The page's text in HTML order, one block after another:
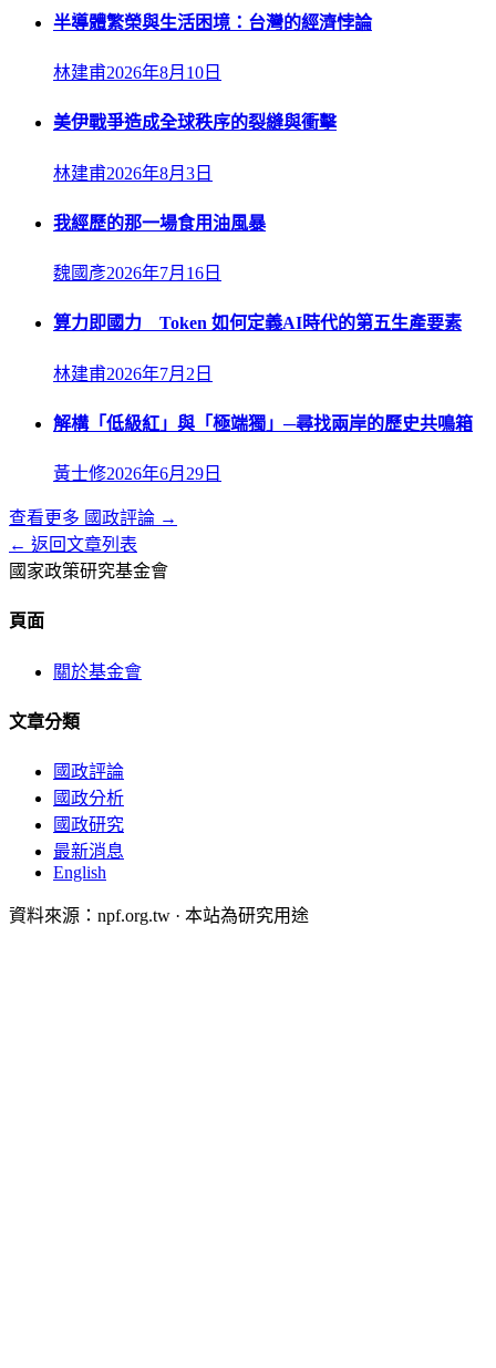
半導體繁榮與生活困境：台灣的經濟悖論
林建甫2026年8月10日
美伊戰爭造成全球秩序的裂縫與衝擊
林建甫2026年8月3日
我經歷的那一場食用油風暴
魏國彥2026年7月16日
算力即國力 Token 如何定義AI時代的第五生產要素
林建甫2026年7月2日
解構「低級紅」與「極端獨」─尋找兩岸的歷史共鳴箱
黃士修2026年6月29日
查看更多 國政評論 →
← 返回文章列表
國家政策研究基金會
頁面
關於基金會
文章分類
國政評論
國政分析
國政研究
最新消息
English
資料來源：npf.org.tw · 本站為研究用途